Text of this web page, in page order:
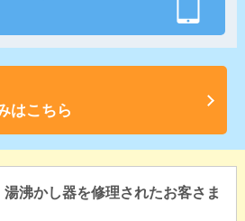
はこちら
沸かし器を修理されたお客さま